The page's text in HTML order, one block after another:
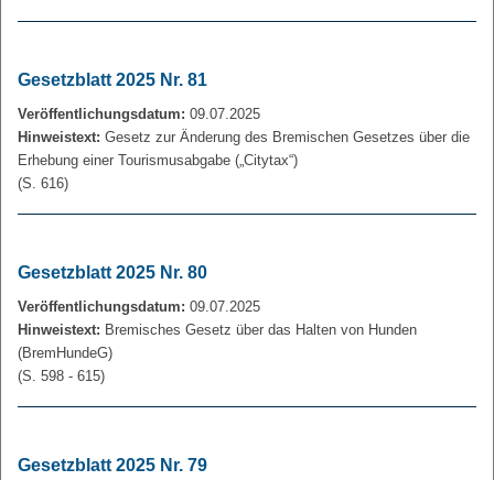
Gesetzblatt 2025 Nr. 81
Veröffentlichungsdatum: 09.07.2025
Hinweistext: Gesetz zur Änderung des Bremischen Gesetzes über die
Erhebung einer Tourismusabgabe („Citytax“)
(S. 616)
Gesetzblatt 2025 Nr. 80
Veröffentlichungsdatum: 09.07.2025
Hinweistext: Bremisches Gesetz über das Halten von Hunden
(BremHundeG)
(S. 598 - 615)
Gesetzblatt 2025 Nr. 79